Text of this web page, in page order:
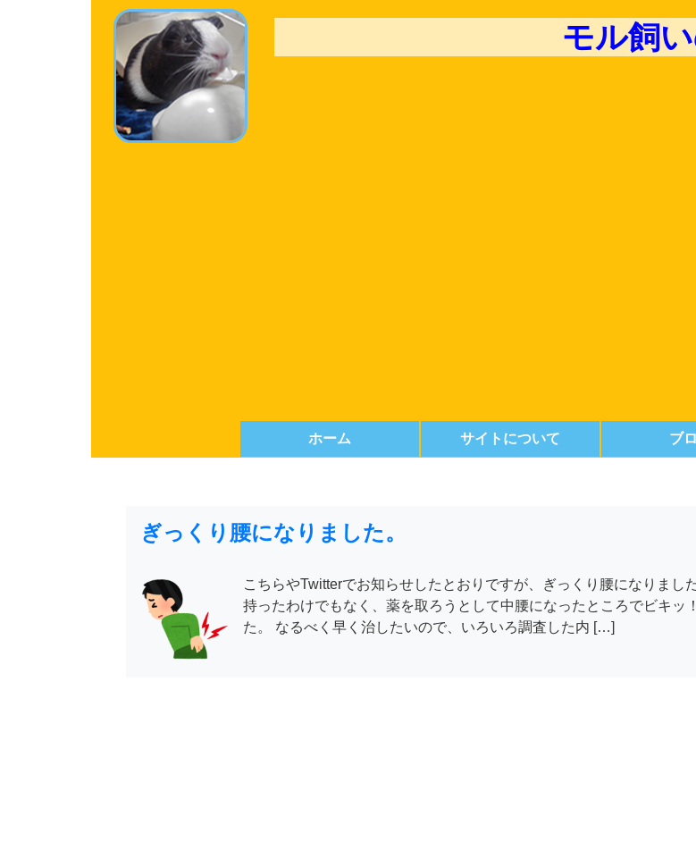
モル飼
ホーム サイトについて ブ
ぎっくり腰になりました。
こちらやTwitterでお知らせしたとおりですが、ぎっくり腰になりまし
持ったわけでもなく、薬を取ろうとして中腰になったところでビキ
た。 なるべく早く治したいので、いろいろ調査した内 […]